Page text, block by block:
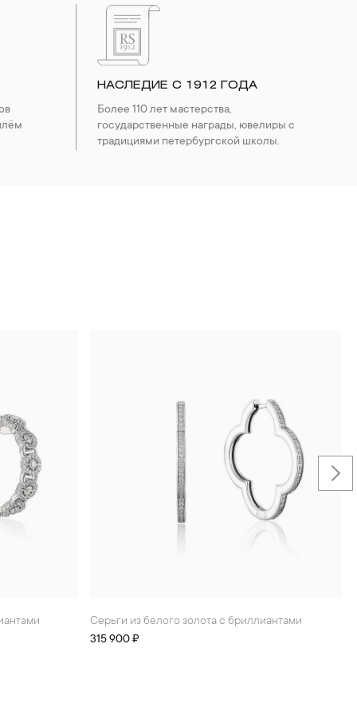
НАСЛЕДИЕ С 1912 ГОДА
Более 110 лет мастерства,
государственные награды, ювелиры с
традициями петербургской школы.
Серьги из белого золота с бриллиантами
315 900 ₽